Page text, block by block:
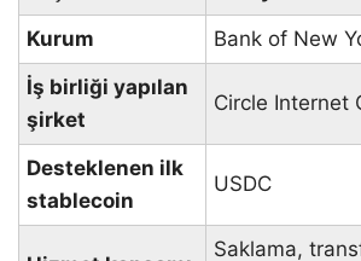
Kurum
Bank of New
İş birliği yapılan
şirket
Circle Internet
Desteklenen ilk
stablecoin
USDC
Saklama,